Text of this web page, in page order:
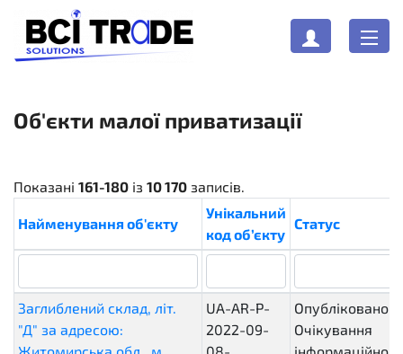
Об'єкти малої приватизації
Показані 161-180 із 10 170 записів.
Найменування об'єкту
Унікальний
код об’єкту
Статус
Заглиблений склад, літ.
"Д" за адресою:
UA-AR-P-
2022-09-
Опубліковано.
Очікування